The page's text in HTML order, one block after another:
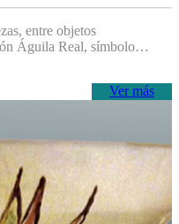
entre objetos
Águila Real, símbolo…
Ver más